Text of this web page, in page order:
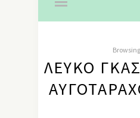
ΛΕΥΚΌ